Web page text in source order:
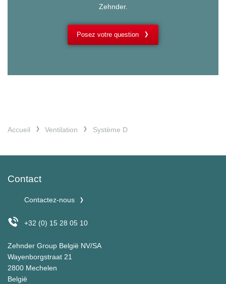
Zehnder.
Posez votre question
Accueil Ventilation Système D
Contact
Contactez-nous
+32 (0) 15 28 05 10
Zehnder Group België NV/SA
Wayenborgstraat 21
2800 Mechelen
België